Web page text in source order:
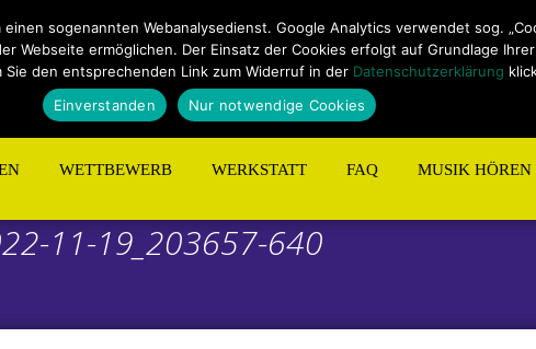
WETTBEWERB WERKSTATT FAQ MUSIK HÖREN
11-19_203657-640
sogenannten Webanalysedienst. Google Analytics verwendet sog.
ermöglichen. Der Einsatz der Cookies erfolgt auf Grundlage
den entsprechenden Link zum Widerruf in der Datenschutzerklärung
Einverstanden
Nur notwendige Cookies